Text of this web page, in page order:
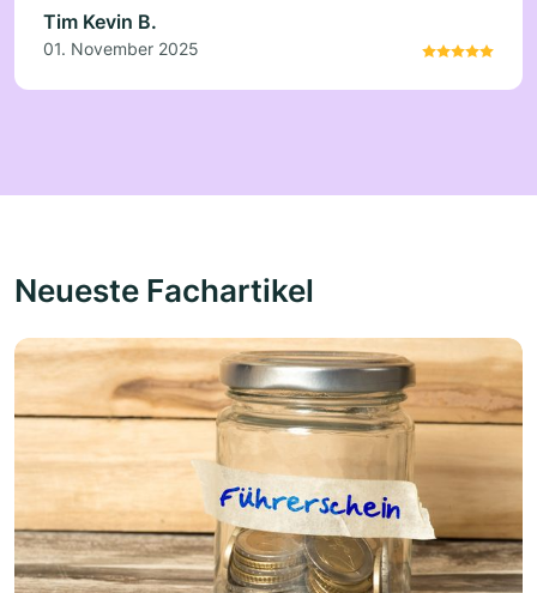
Tim Kevin B.
01. November 2025
Neueste Fachartikel